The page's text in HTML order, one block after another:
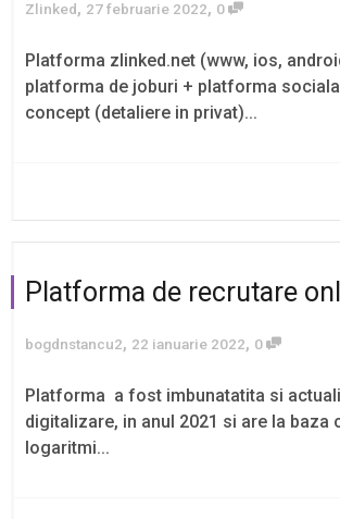
Zlinked, 27 februarie 2022, 0
Platforma zlinked.net (www, ios,
platforma de joburi + platforma
concept (detaliere in privat)...
Platforma de recrutare
bogdnstancu2, 22 ianuarie 2022, 0
Platforma a fost imbunatatita si
digitalizare, in anul 2021 si are la baza
logaritmi...